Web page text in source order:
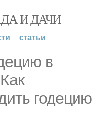
И ДАЧИ
статьи
в
годецию